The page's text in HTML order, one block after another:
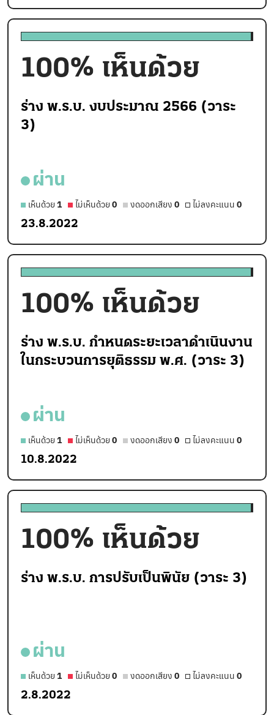
100% เห็นด้วย
ร่าง พ.ร.บ. งบประมาณ 2566 (วาระ
3)
ผ่าน
เห็นด้วย 1 ไม่เห็นด้วย 0 งดออกเสียง 0 ไม่ลงคะแนน 0
23.8.2022
100% เห็นด้วย
ร่าง พ.ร.บ. กำหนดระยะเวลาดำเนินงาน
ในกระบวนการยุติธรรม พ.ศ. (วาระ 3)
ผ่าน
เห็นด้วย 1 ไม่เห็นด้วย 0 งดออกเสียง 0 ไม่ลงคะแนน 0
10.8.2022
100% เห็นด้วย
ร่าง พ.ร.บ. การปรับเป็นพินัย (วาระ 3)
ผ่าน
เห็นด้วย 1 ไม่เห็นด้วย 0 งดออกเสียง 0 ไม่ลงคะแนน 0
2.8.2022